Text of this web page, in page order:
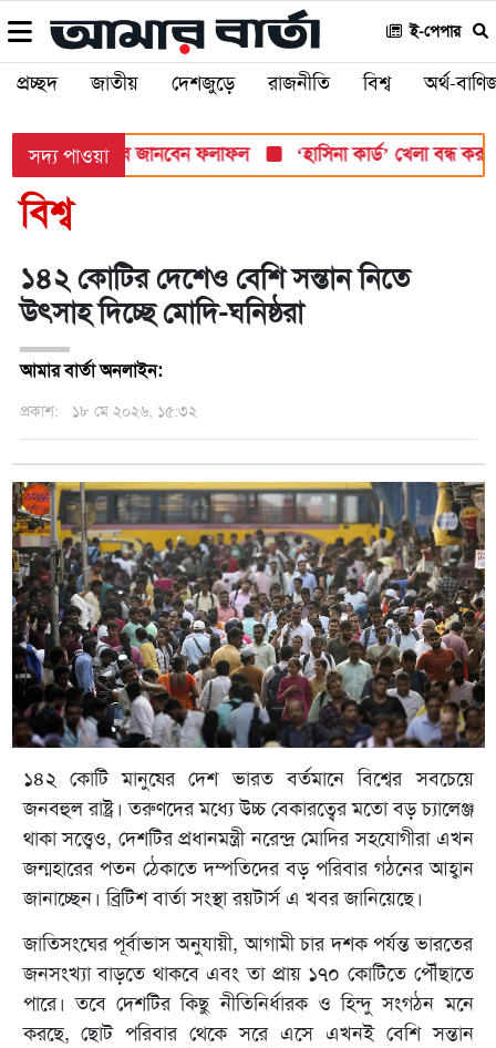
ই-পেপার
প্রচ্ছদ জাতীয় দেশজুড়ে রাজনীতি বিশ্ব অর্থ-
সদ্য পাওয়া
যেভাবে জানবেন ফলাফল ‘হাসিনা কার্ড’ খেলা বন্ধ করতে
বিশ্ব
১৪২ কোটির দেশেও বেশি সন্তান নিতে
উৎসাহ দিচ্ছে মোদি-ঘনিষ্ঠরা
আমার বার্তা অনলাইন:
প্রকাশ: ১৮ মে ২০২৬, ১৫:৩২
১৪২ কোটি মানুষের দেশ ভারত বর্তমানে বিশ্বের সবচেয়ে
জনবহুল রাষ্ট্র। তরুণদের মধ্যে উচ্চ বেকারত্বের মতো বড় চ্যালেঞ্জ
থাকা সত্ত্বেও, দেশটির প্রধানমন্ত্রী নরেন্দ্র মোদির সহযোগীরা এখন
জন্মহারের পতন ঠেকাতে দম্পতিদের বড় পরিবার গঠনের আহ্বান
জানাচ্ছেন। ব্রিটিশ বার্তা সংস্থা রয়টার্স এ খবর জানিয়েছে।
জাতিসংঘের পূর্বাভাস অনুযায়ী, আগামী চার দশক পর্যন্ত ভারতের
জনসংখ্যা বাড়তে থাকবে এবং তা প্রায় ১৭০ কোটিতে পৌঁছাতে
পারে। তবে দেশটির কিছু নীতিনির্ধারক ও হিন্দু সংগঠন মনে
করছে, ছোট পরিবার থেকে সরে এসে এখনই বেশি সন্তান